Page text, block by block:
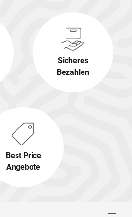
Sicheres
Bezahlen
Best Price
Angebote